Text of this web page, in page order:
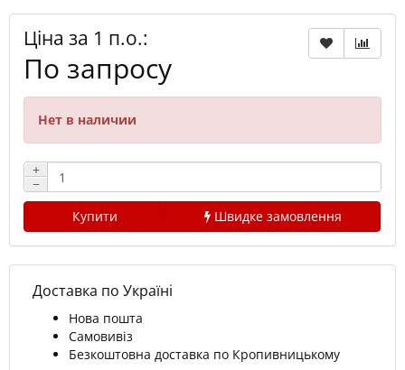
Ціна за 1 п.о.:
По запросу
Нет в наличии
+
−
Купити
Швидке замовлення
Доставка по Україні
Нова пошта
Самовивіз
Безкоштовна доставка по Кропивницькому